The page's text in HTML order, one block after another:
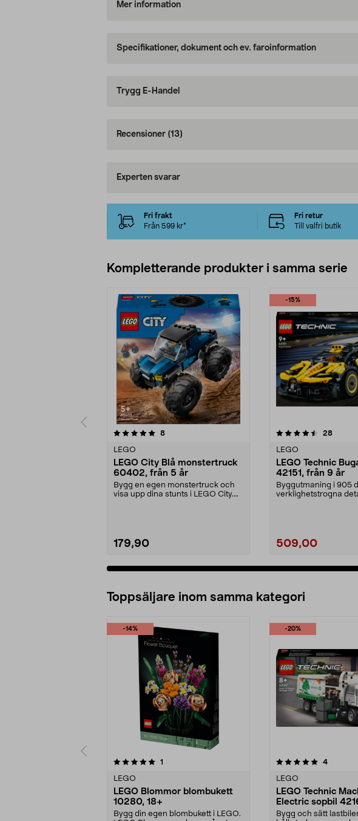
Mer information
Specifikationer, dokument och ev. faroinformation
Trygg E-Handel
Recensioner (13)
Experten svarar
Fri frakt
Från 599 kr*
Fri retur
Till valfri butik
Kompletterande produkter i samma serie
8recensioner
LEGO
LEGO City Blå monstertruck
60402, från 5 år
Bygg en egen monstertruck och
visa upp dina stunts i LEGO City.
179,90
-15%
4.5av 5 stjärnor 28
LEGO
LEGO Technic
42151, från 9 år
Byggutmaning i 905
verklighetstrogna
509,00
5.0av 5
Toppsäljare inom samma kategori
-14%
1
LEGO
LEGO Blommor blombukett
10280, 18+
Bygg din egen blombukett i LEGO.
-20%
5.0 av 5 stjärnor 4
LEGO
LEGO Technic
Electric sopbil
år
Bygg och sätt
0.0 av 5